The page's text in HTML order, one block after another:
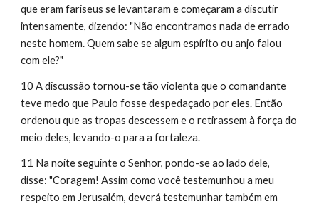
que eram fariseus se levantaram e começaram a discutir
intensamente, dizendo: "Não encontramos nada de errado
neste homem. Quem sabe se algum espírito ou anjo falou
com ele?"
10 A discussão tornou-se tão violenta que o comandante
teve medo que Paulo fosse despedaçado por eles. Então
ordenou que as tropas descessem e o retirassem à força do
meio deles, levando-o para a fortaleza.
11 Na noite seguinte o Senhor, pondo-se ao lado dele,
disse: "Coragem! Assim como você testemunhou a meu
respeito em Jerusalém, deverá testemunhar também em